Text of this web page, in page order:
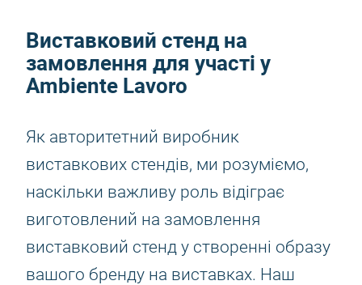
Виставковий стенд на
замовлення для участі у
Ambiente Lavoro
Як авторитетний виробник
виставкових стендів, ми розуміємо,
наскільки важливу роль відіграє
виготовлений на замовлення
виставковий стенд у створенні образу
вашого бренду на виставках. Наш